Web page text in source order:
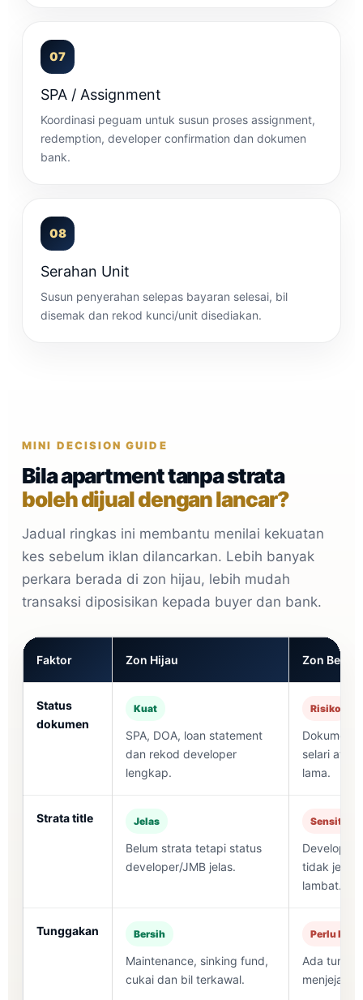
07
SPA / Assignment
Koordinasi peguam untuk susun proses assignment,
redemption, developer confirmation dan dokumen
bank.
08
Serahan Unit
Susun penyerahan selepas bayaran selesai, bil
disemak dan rekod kunci/unit disediakan.
MINI DECISION GUIDE
Bila apartment tanpa strata
boleh dijual dengan lancar?
Jadual ringkas ini membantu menilai kekuatan
kes sebelum iklan dilancarkan. Lebih banyak
perkara berada di zon hijau, lebih mudah
transaksi diposisikan kepada buyer dan bank.
Faktor Zon Hijau Zon
Status
dokumen
Kuat
SPA, DOA, loan statement
dan rekod developer
lengkap.
Risiko
Dokumen
selari atau
lama.
Strata title Jelas
Belum strata tetapi status
developer/JMB jelas.
Sensitif
Developer
tidak jelas
lambat.
Tunggakan Bersih
Maintenance, sinking fund,
cukai dan bil terkawal.
Perlu kira
Ada